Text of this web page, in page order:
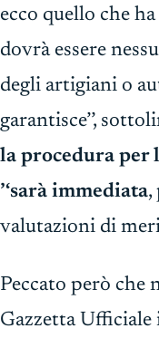
ecco quello che
dovrà essere
degli artigiani o
garantisce’’,
la procedura per
’‘sarà immediata,
valutazioni di
Peccato però che
Gazzetta